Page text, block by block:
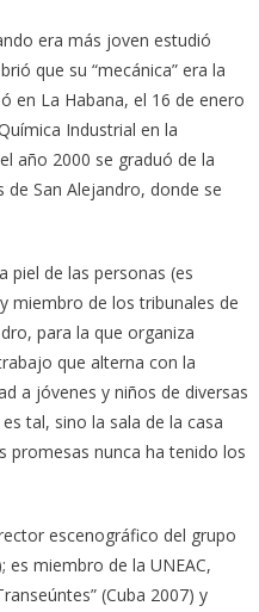
era más joven estudió
que su “mecánica” era la
en La Habana, el 16 de enero
Industrial en la
año 2000 se graduó de la
San Alejandro, donde se
piel de las personas (es
miembro de los tribunales de
para la que organiza
que alterna con la
a jóvenes y niños de diversas
tal, sino la sala de la casa
promesas nunca ha tenido los
escenográfico del grupo
es miembro de la UNEAC,
(Cuba 2007) y